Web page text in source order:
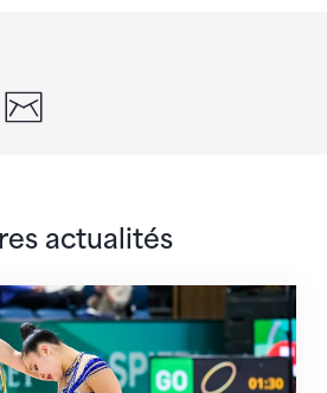
whatsapp
actualités
Championnats du monde